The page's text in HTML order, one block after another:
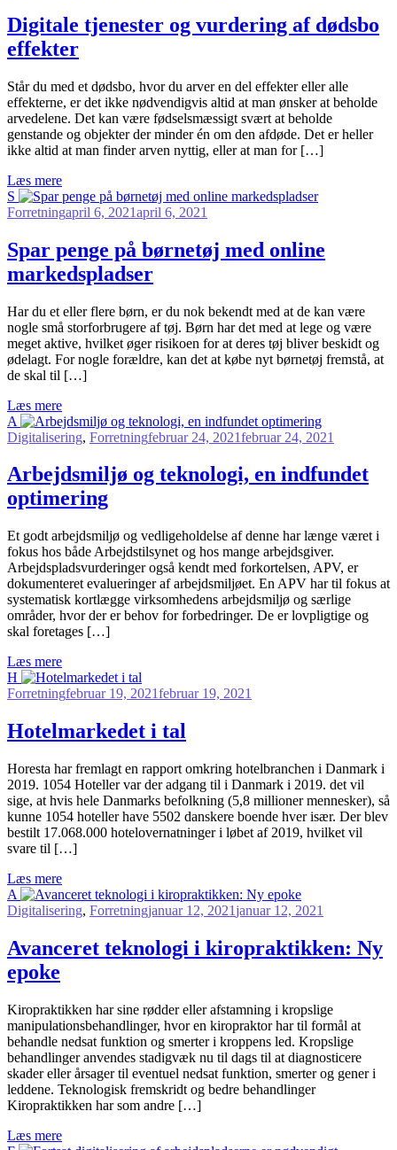
Digitale tjenester og vurdering af dødsbo
effekter
Står du med et dødsbo, hvor du arver en del effekter eller alle
effekterne, er det ikke nødvendigvis altid at man ønsker at beholde
arvedelene. Det kan være fødselsmæssigt svært at beholde
genstande og objekter der minder én om den afdøde. Det er heller
ikke altid at man finder arven nyttig, eller at man for […]
Læs mere
S
Forretningapril 6, 2021april 6, 2021
Spar penge på børnetøj med online
markedspladser
Har du et eller flere børn, er du nok bekendt med at de kan være
nogle små storforbrugere af tøj. Børn har det med at lege og være
meget aktive, hvilket øger risikoen for at deres tøj bliver beskidt og
ødelagt. For nogle forældre, kan det at købe nyt børnetøj fremstå, at
de skal til […]
Læs mere
A
Digitalisering, Forretningfebruar 24, 2021februar 24, 2021
Arbejdsmiljø og teknologi, en indfundet
optimering
Et godt arbejdsmiljø og vedligeholdelse af denne har længe været i
fokus hos både Arbejdstilsynet og hos mange arbejdsgiver.
Arbejdspladsvurderinger også kendt med forkortelsen, APV, er
dokumenteret evalueringer af arbejdsmiljøet. En APV har til fokus at
systematisk kortlægge virksomhedens arbejdsmiljø og særlige
områder, hvor der er behov for forbedringer. De er lovpligtige og
skal foretages […]
Læs mere
H
Forretningfebruar 19, 2021februar 19, 2021
Hotelmarkedet i tal
Horesta har fremlagt en rapport omkring hotelbranchen i Danmark i
2019. 1054 Hoteller var der adgang til i Danmark i 2019. det vil
sige, at hvis hele Danmarks befolkning (5,8 millioner mennesker), så
kunne 1054 hoteller have 5502 danskere boende hver især. Der blev
bestilt 17.068.000 hotelovernatninger i løbet af 2019, hvilket vil
svare til […]
Læs mere
A
Digitalisering, Forretningjanuar 12, 2021januar 12, 2021
Avanceret teknologi i kiropraktikken: Ny
epoke
Kiropraktikken har sine rødder eller afstamning i kropslige
manipulationsbehandlinger, hvor en kiropraktor har til formål at
behandle nedsat funktion og smerter i kroppens led. Kropslige
behandlinger anvendes stadigvæk nu til dags til at diagnosticere
skader eller årsager til eventuel nedsat funktion, smerter og gener i
leddene. Teknologisk fremskridt og bedre behandlinger
Kiropraktikken har som andre […]
Læs mere